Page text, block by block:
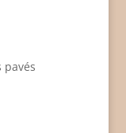
pavés